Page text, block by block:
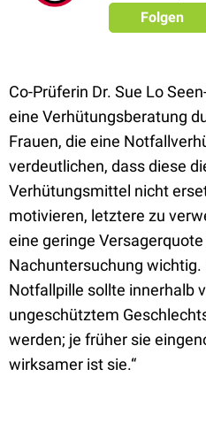
Folgen
Co-Prüferin Dr. Sue Lo
eine Verhütungsberatung
Frauen, die eine
verdeutlichen, dass diese
Verhütungsmittel nicht
motivieren, letztere zu
eine geringe
Nachuntersuchung
Notfallpille sollte innerhalb
ungeschütztem
werden; je früher sie
wirksamer ist sie.“